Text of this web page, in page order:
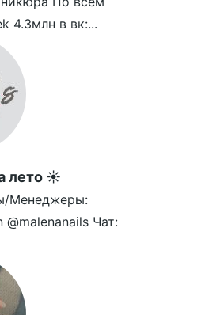
4.3млн в вк:...
лето ☀️
Менеджеры:
Чат: